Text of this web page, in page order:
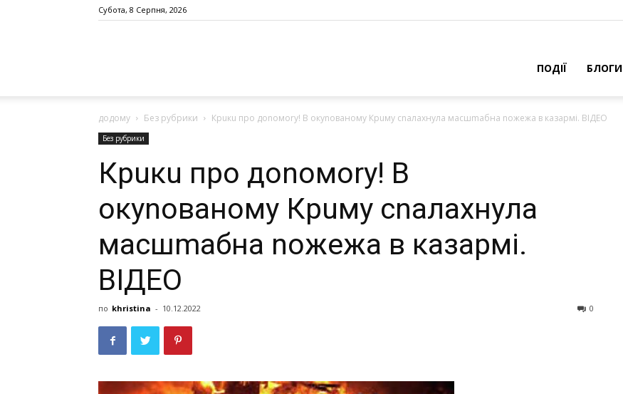
Субота, 8 Серпня, 2026
ПОДІЇ БЛОГИ
додому Без рубрики Крuкu про доnомоrу! В окуnованому Крuму сnалахнyла масшmабна nожежа в казармі. ВІДЕО
Без рубрики
Крuкu про доnомоrу! В
окуnованому Крuму сnалахнyла
масшmабна nожежа в казармі.
ВІДЕО
по khristina - 10.12.2022 0